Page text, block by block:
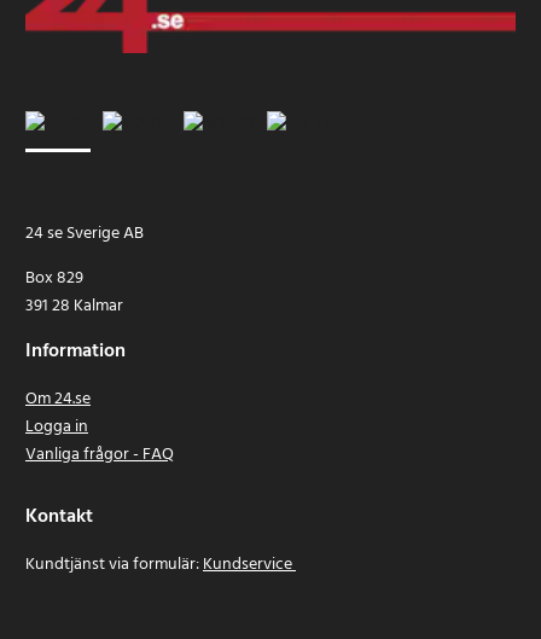
24 se Sverige AB
Box 829
391 28 Kalmar
Information
Om 24.se
Logga in
Vanliga frågor - FAQ
Kontakt
Kundtjänst via formulär:Kundservice